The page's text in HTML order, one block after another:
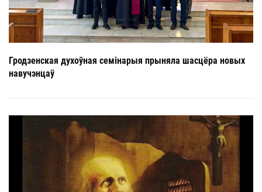
Гродзенская духоўная семінарыя прыняла шасцёра новых
навучэнцаў